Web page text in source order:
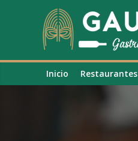
Inicio Restaurantes